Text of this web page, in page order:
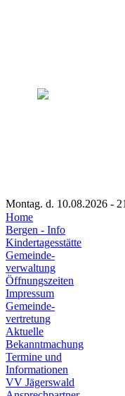
Montag. d. 10.08.2026 -
Home
Bergen - Info
Kindertagesstätte
Gemeinde-
verwaltung
Öffnungszeiten
Impressum
Gemeinde-
vertretung
Aktuelle
Bekanntmachung
Termine und
Informationen
VV Jägerswald